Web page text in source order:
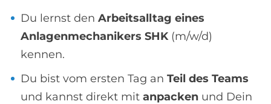
Du lernst den Arbeitsalltag eines
Anlagenmechanikers SHK(m/w/d)
kennen.
Du bist vom ersten Tag an Teil des Teams
und kannst direkt mit anpacken und Dein